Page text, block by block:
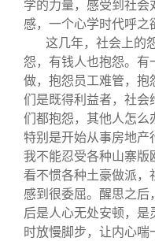
学的力量，感受到社会
感，一个心学时代呼之
这几年，社会上的
怨，有钱人也抱怨。有
做，抱怨员工难管，抱
们是既得利益者，社会
们都抱怨，其他人怎么
特别是开始从事房地产
我不能忍受各种山寨版
看不惯各种土豪做派，
感到很委屈。醒思之后
后是人心无处安顿，
时放慢脚步，让内心喘